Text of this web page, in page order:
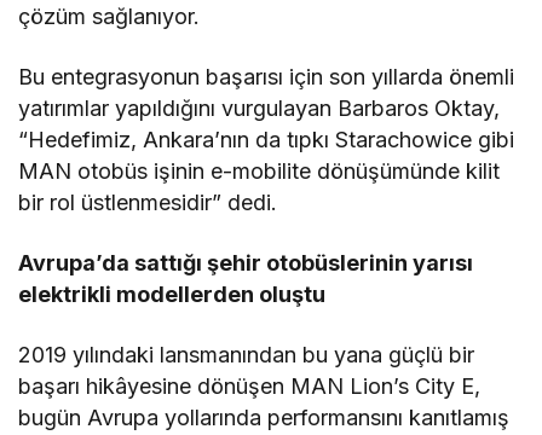
çözüm sağlanıyor.
Bu entegrasyonun başarısı için son yıllarda önemli
yatırımlar yapıldığını vurgulayan Barbaros Oktay,
“Hedefimiz, Ankara’nın da tıpkı Starachowice gibi
MAN otobüs işinin e-mobilite dönüşümünde kilit
bir rol üstlenmesidir” dedi.
Avrupa’da sattığı şehir otobüslerinin yarısı
elektrikli modellerden oluştu
2019 yılındaki lansmanından bu yana güçlü bir
başarı hikâyesine dönüşen MAN Lion’s City E,
bugün Avrupa yollarında performansını kanıtlamış